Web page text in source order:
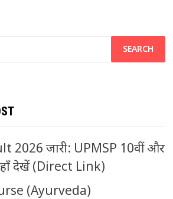
2026 जारी: UPMSP 10वीं और
देखें (Direct Link)
(Ayurveda)